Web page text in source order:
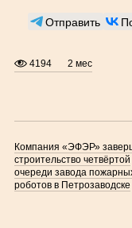
Отправить
4194 2 мес
Компания «ЭФЭР»
строительство четвёртой
очереди завода
роботов в Петрозаводске